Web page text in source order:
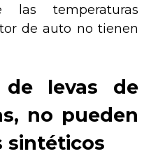
temperaturas
de auto no tienen
de levas de
no pueden
sintéticos